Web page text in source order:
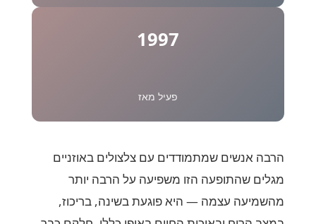
1997
פעיל מאז
הרבה אנשים שמתמודדים עם צלצולים באוזניים
מגלים שהתופעה הזו משפיעה על הרבה יותר
מהשמיעה עצמה — היא פוגעת בשינה, בריכוז,